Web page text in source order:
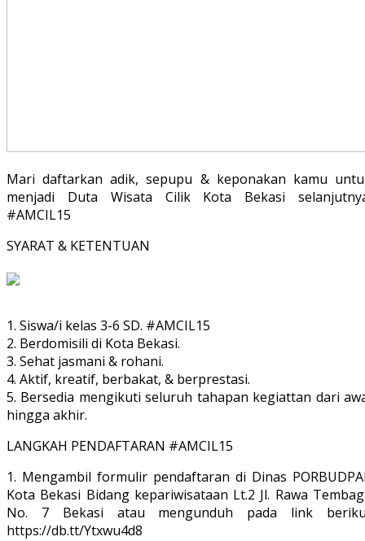
Mari daftarkan adik, sepupu & keponakan kamu
menjadi Duta Wisata Cilik Kota Bekasi
#AMCIL15
SYARAT & KETENTUAN
1. Siswa/i kelas 3-6 SD. #AMCIL15
2. Berdomisili di Kota Bekasi.
3. Sehat jasmani & rohani.
4. Aktif, kreatif, berbakat, & berprestasi.
5. Bersedia mengikuti seluruh tahapan kegiattan dari
hingga akhir.
LANGKAH PENDAFTARAN #AMCIL15
1. Mengambil formulir pendaftaran di Dinas
Kota Bekasi Bidang kepariwisataan Lt.2 Jl. Rawa
No. 7 Bekasi atau mengunduh pada link
https://db.tt/Ytxwu4d8